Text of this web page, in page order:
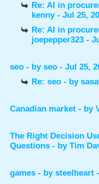
Re: AI in
kenny- Jul 25,
Re: AI in
joepepper323 -
seo - by seo - Jul 25,
Re: seo - by
Canadian market - by
The Right Decision
Questions - by Tim
games - by steelheart